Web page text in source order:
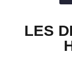
LES